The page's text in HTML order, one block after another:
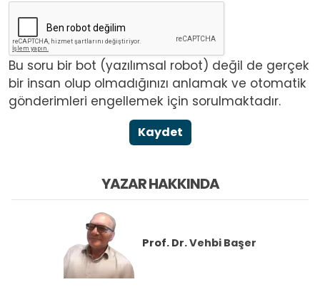
Bu soru bir bot (yazılımsal robot) değil de gerçek
bir insan olup olmadığınızı anlamak ve otomatik
gönderimleri engellemek için sorulmaktadır.
Kaydet
YAZAR HAKKINDA
Prof. Dr.Vehbi Başer